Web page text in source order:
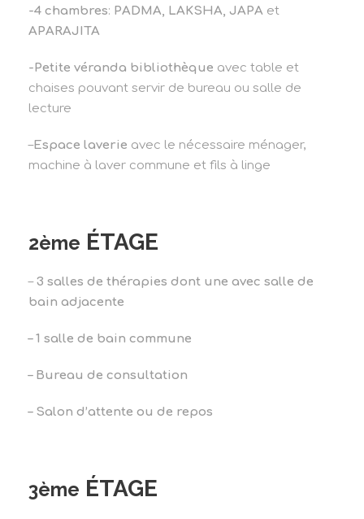
-4 chambres: PADMA, LAKSHA, JAPA et
APARAJITA
-Petite véranda bibliothèque avec table et
chaises pouvant servir de bureau ou salle de
lecture
–Espace laverie avec le nécessaire ménager,
machine à laver commune et fils à linge
2ème ÉTAGE
–3 salles de thérapies dont une avec salle de
bain adjacente
– 1 salle de bain commune
– Bureau de consultation
– Salon d’attente ou de repos
3ème ÉTAGE